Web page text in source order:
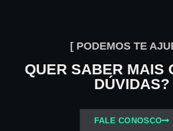
[ PODEMOS TE
QUER SABER MAIS
DÚVIDAS?
FALE CONOSCO